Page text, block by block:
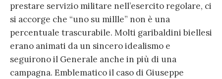
prestare servizio militare nell’esercito regolare, ci
si accorge che “uno su millle” non è una
percentuale trascurabile. Molti garibaldini biellesi
erano animati da un sincero idealismo e
seguirono il Generale anche in più di una
campagna. Emblematico il caso di Giuseppe